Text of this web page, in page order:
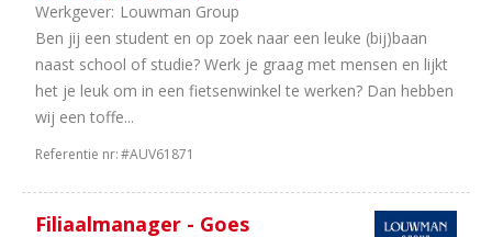
Werkgever: Louwman Group
Ben jij een student en op zoek naar een leuke (bij)baan
naast school of studie? Werk je graag met mensen en lijkt
het je leuk om in een fietsenwinkel te werken? Dan hebben
wij een toffe...
Referentie nr:#AUV61871
Filiaalmanager - Goes